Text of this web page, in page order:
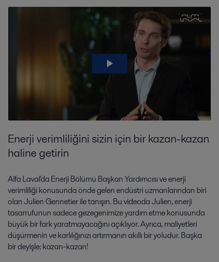
Enerji verimliliğini sizin için bir kazan-kazan
haline getirin
Alfa Laval'da Enerji Bölümü Başkan Yardımcısı ve enerji
verimliliği konusunda önde gelen endüstri uzmanlarından biri
olan Julien Gennetier ile tanışın. Bu videoda Julien, enerji
tasarrufunun sadece gezegenimize yardım etme konusunda
büyük bir fark yaratmayacağını açıklıyor. Ayrıca, maliyetleri
düşürmenin ve karlılığınızı artırmanın akıllı bir yoludur. Başka
bir deyişle: kazan-kazan!